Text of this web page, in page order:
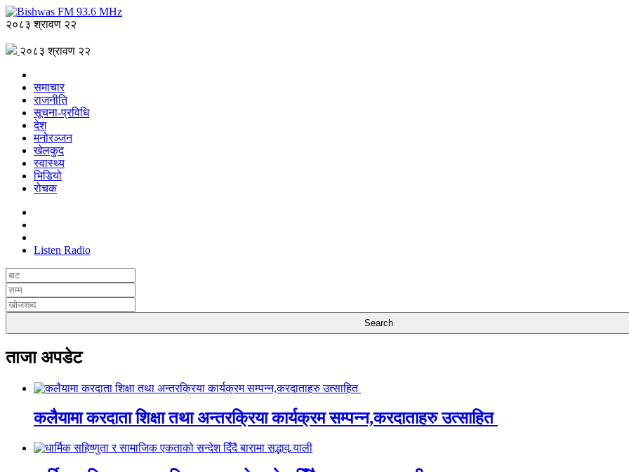
२०८३ श्रावण २२
२०८३ श्रावण २२
समाचार
राजनीति
सूचना-प्रविधि
देश
मनोरञ्जन
खेलकुद
स्वास्थ्य
भिडियो
रोचक
Listen Radio
ताजा अपडेट
कलैयामा करदाता शिक्षा तथा अन्तरक्रिया कार्यक्रम सम्पन्न,करदाताहरु उत्साहित